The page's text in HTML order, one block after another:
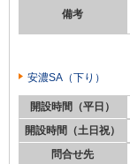
備考
安濃SA（下り）
開設時間（平日）
開設時間（土日祝）
問合せ先